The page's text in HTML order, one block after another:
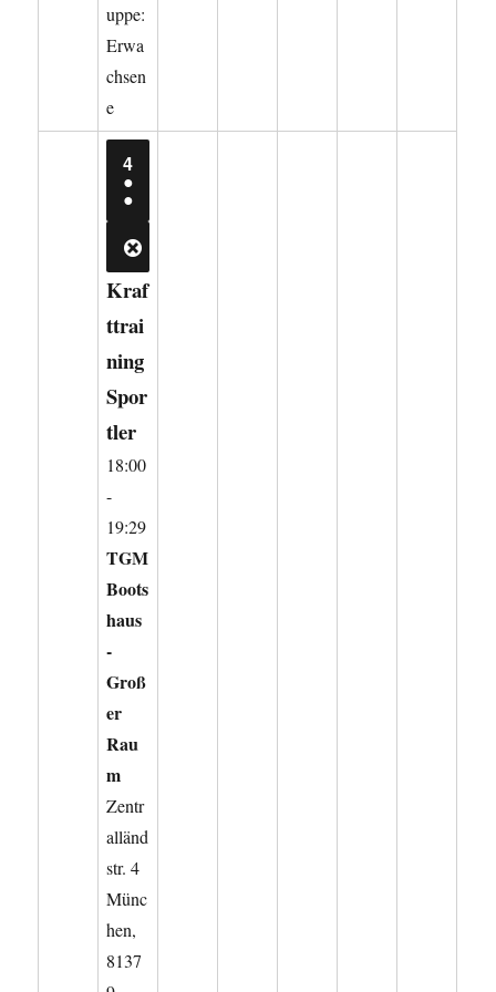
uppe:
Erwa
chsen
e
44.
AUGUST
2026
●
●
VERANSTALTUNGEN)
CLOSE
Kraf
ttrai
ning
Spor
tler
18:00
-
19:29
TGM
Boots
haus
-
Groß
er
Rau
m
Zentr
alländ
str. 4
Münc
hen,
8137